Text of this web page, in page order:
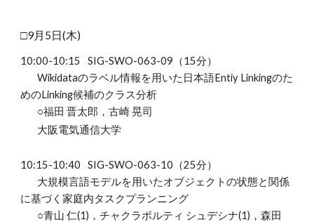
□9月 5日(木)
10:00-10:15 SIG-SWO-063-09（15分）
Wikidataのラベル情報を用いた日本語Entiy Linkingのた
めのLinking候補のクラス分析
○福田 晋太郎，古崎 晃司
大阪電気通信大学
10:15-10:40 SIG-SWO-063-10（25分）
大規模言語モデルを用いたオブジェクトの状態と関係
に基づく家庭内タスクプランニング
○青山 仁(1)，チャクラボルティ シュデシナ(1)，森田